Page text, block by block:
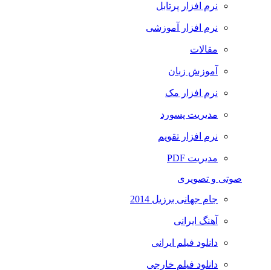
نرم افزار پرتابل
نرم افزار آموزشی
مقالات
آموزش زبان
نرم افزار مک
مدیریت پسورد
نرم افزار تقویم
مدیریت PDF
صوتی و تصویری
جام جهانی برزیل 2014
آهنگ ایرانی
دانلود فیلم ایرانی
دانلود فیلم خارجی